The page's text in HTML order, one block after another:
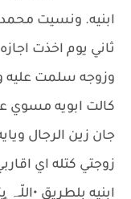
ابنيه. ونسيت محمد
ثاني يوم اخذت
وزوجه سلمت عليه
كالت ابويه مسوي
جان زين الرجال
زوجتي كتله اي
ابنيه بلطريق